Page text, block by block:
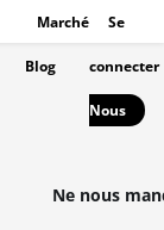
Marché
Blog
Se
connecter
Nous
Ne nous